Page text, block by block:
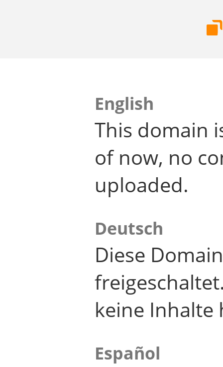
English
This domain
of now, no
uploaded.
Deutsch
Diese
keine Inhalte
Español